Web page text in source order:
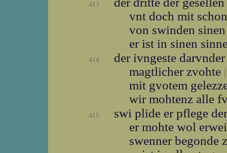
413
vnt doch mit
von swinden
er ist in sinen
414
der ivngeste
magtlicher zvohte |
mit gvotem
wir mohtenz alle
415
swi plide er pflege
er mohte wol
swenner begonde